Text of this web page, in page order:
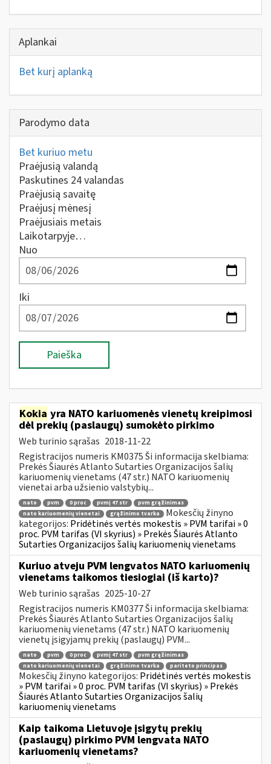
Aplankai
Bet kurį aplanką
Parodymo data
Bet kuriuo metu
Praėjusią valandą
Paskutines 24 valandas
Praėjusią savaitę
Praėjusį mėnesį
Praėjusiais metais
Laikotarpyje…
Nuo
Iki
Paieška
Kokia yra NATO kariuomenės vienetų kreipimosi
dėl prekių (paslaugų) sumokėto pirkimo
Web turinio sąrašas 2018-11-22
Registracijos numeris KM0375 Ši informacija skelbiama:
Prekės Šiaurės Atlanto Sutarties Organizacijos šalių
kariuomenių vienetams (47 str.) NATO kariuomenių
vienetai arba užsienio valstybių...
nato pvm 0 proc pvmį 47 str
pvm grąžinimas
nato kariuomenių vienetai
grąžinimo tvarka
Mokesčių žinyno
kategorijos: Pridėtinės vertės mokestis » PVM tarifai » 0
proc. PVM tarifas (VI skyrius) » Prekės Šiaurės Atlanto
Sutarties Organizacijos šalių kariuomenių vienetams
Kuriuo atveju PVM lengvatos NATO kariuomenių
vienetams taikomos tiesiogiai (iš karto)?
Web turinio sąrašas 2025-10-27
Registracijos numeris KM0377 Ši informacija skelbiama:
Prekės Šiaurės Atlanto Sutarties Organizacijos šalių
kariuomenių vienetams (47 str.) NATO kariuomenių
vienetų įsigyjamų prekių (paslaugų) PVM...
nato pvm 0 proc pvmį 47 str
pvm grąžinimas
nato kariuomenių vienetai
grąžinimo tvarka pariteto principas
Mokesčių žinyno kategorijos: Pridėtinės vertės mokestis
» PVM tarifai » 0 proc. PVM tarifas (VI skyrius) » Prekės
Šiaurės Atlanto Sutarties Organizacijos šalių
kariuomenių vienetams
Kaip taikoma Lietuvoje įsigytų prekių
(paslaugų) pirkimo PVM lengvata NATO
kariuomenių vienetams?